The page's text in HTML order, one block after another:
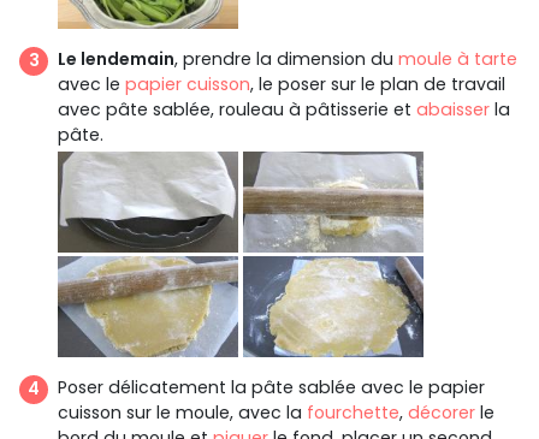
Le lendemain, prendre la dimension du moule à tarte
avec le papier cuisson, le poser sur le plan de travail
avec pâte sablée, rouleau à pâtisserie et abaisser la
pâte.
Poser délicatement la pâte sablée avec le papier
cuisson sur le moule, avec la fourchette, décorer le